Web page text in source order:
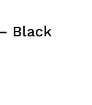
Black